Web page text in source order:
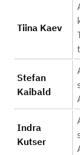
Tiina Kaev
Stefan
Kaibald
Indra
Kutser